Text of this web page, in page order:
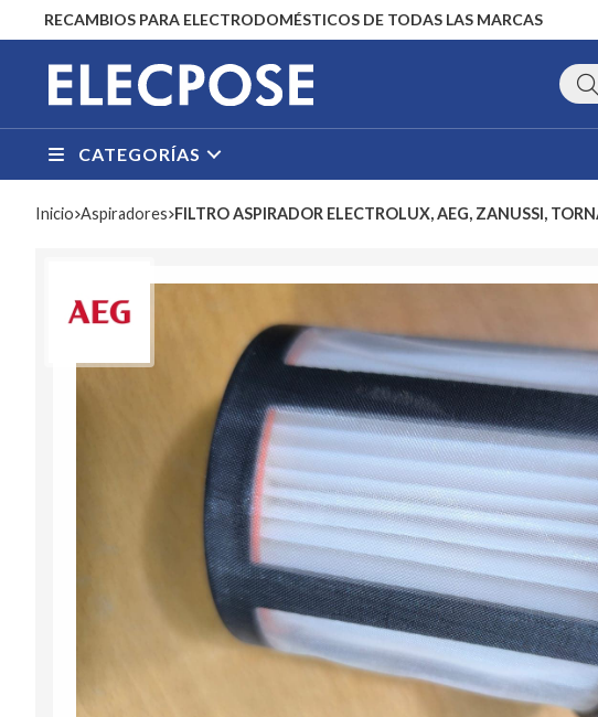
RECAMBIOS PARA ELECTRODOMÉSTICOS DE TODAS LAS MARCAS
CATEGORÍAS
Inicio aspiradores FILTRO ASPIRADOR ELECTROLUX, AEG, ZANUSSI,